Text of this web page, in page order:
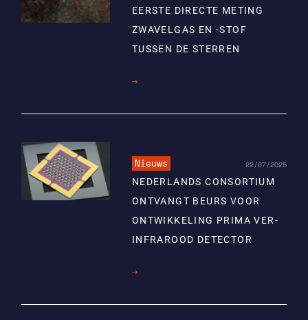
EERSTE DIRECTE METING
ZWAVELGAS EN -STOF
TUSSEN DE STERREN
Lees
Nieuws 22/07/2025
NEDERLANDS CONSORTIUM
ONTVANGT BEURS VOOR
ONTWIKKELING PRIMA VER-
INFRAROOD DETECTOR
Lees